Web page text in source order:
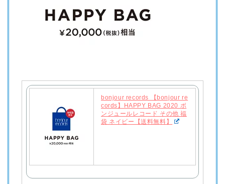
bonjour records 【bonjour re
cords】HAPPY BAG 2020 ボ
ンジュールレコード その他 福
袋 ネイビー【送料無料】